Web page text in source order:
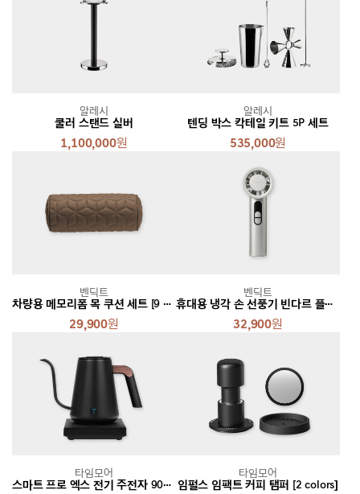
쿨러 스탠드 실버
1,100,000원
알레시
텐딩 박스 칵테일 키트 5P 세트
535,000원
알레시
차량용 메모리폼 목 쿠션 세트 [9 colors]
29,900원
벤딕트
휴대용 냉각 손 선풍기 빈다르 플로우 [2 colors]
32,900원
벤딕트
스마트 프로 엑스 전기 주전자 900ml [2 colors]
타임모어
임펄스 임팩트 커피 탬퍼 [2 colors]
타임모어